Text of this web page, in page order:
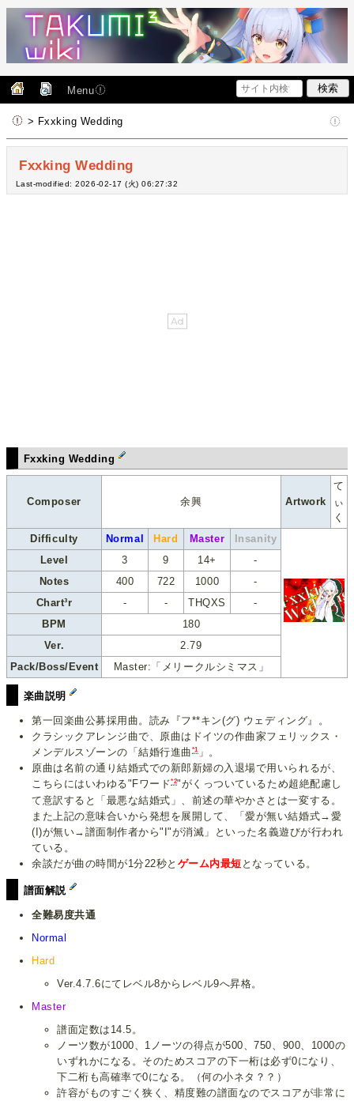
Menu
> Fxxking Wedding
Fxxking Wedding
Last-modified: 2026-02-17 (火) 06:27:32
Fxxking Wedding
Composer 余興 Artwork
て
ぃ
く
Difficulty
Normal Hard Master
Insanity
Level
3 9 14+
-
Notes
400 722 1000
-
Chart³r
- - THQXS
-
BPM
180
Ver.
2.79
Pack/Boss/Event
Master:「メリークルシミマス」
楽曲説明
第一回楽曲公募採用曲。読み『フ**キン(グ) ウェディング』。
クラシックアレンジ曲で、原曲はドイツの作曲家フェリックス・
メンデルスゾーンの「結婚行進曲 *1」。
原曲は名前の通り結婚式での新郎新婦の入退場で用いられるが、
こちらにはいわゆる"Fワード*2"がくっついているため超絶配慮し
て意訳すると「最悪な結婚式」、前述の華やかさとは一変する。
また上記の意味合いから発想を展開して、「愛が無い結婚式→愛
(I)が無い→譜面制作者から"I"が消滅」といった名義遊びが行われ
ている。
余談だが曲の時間が1分22秒と ゲーム内最短 となっている。
譜面解説
全難易度共通
Normal
Hard
Ver.4.7.6にてレベル8からレベル9へ昇格。
Master
譜面定数は14.5。
ノーツ数が1000、1ノーツの得点が500、750、900、1000の
いずれかになる。そのためスコアの下一桁は必ず0になり、
下二桁も高確率で0になる。（何の小ネタ？？）
許容がものすごく狭く、精度難の譜面なのでスコアが非常に